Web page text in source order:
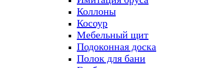
Коллоны
Косоур
Мебельный щит
Подоконная доска
Полок для бани